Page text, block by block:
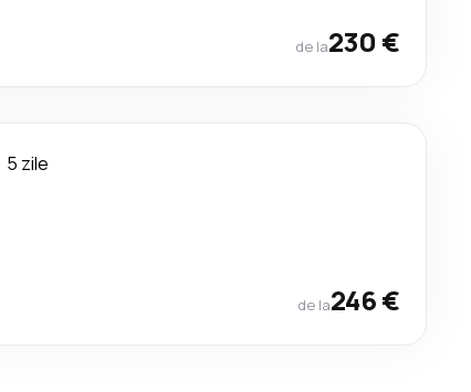
de la230 €
5 zile
de la246 €